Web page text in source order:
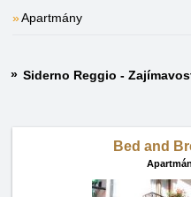
Apartmány
Siderno Reggio -
Bed and